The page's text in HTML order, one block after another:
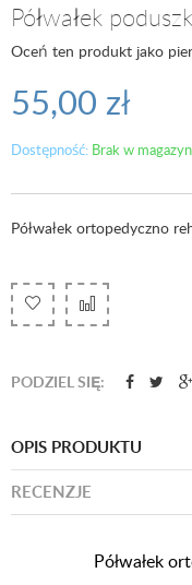
Półwałek
Oceń ten produkt jako
55,00 zł
Dostępność: Brak w
Półwałek ortopedyczno
PODZIEL SIĘ:
OPIS PRODUKTU
RECENZJE
Półwałek